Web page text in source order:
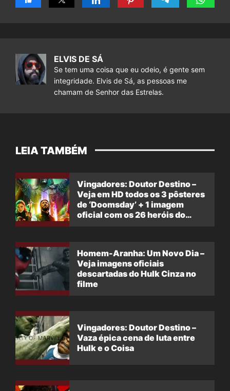
ELVIS DE SÁ
Se tem uma coisa que eu odeio, é gente sem
integridade. Elvis de Sá, as pessoas me
chamam de Senhor das Estrelas.
LEIA TAMBÉM
Vingadores: Doutor Destino –
Veja em HD todos os 3 pôsteres
de ‘Doomsday’ + 1 imagem
oficial com os 26 heróis do
Homem-Aranha: Um Novo Dia –
Veja imagens oficiais
descartadas do Hulk Cinza no
filme
Vingadores: Doutor Destino –
Vaza épica cena de luta entre
Hulk e o Coisa